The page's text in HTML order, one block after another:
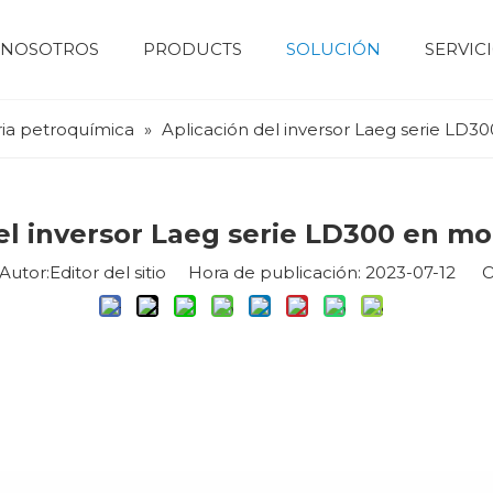
PRODUCTS SOLUCIÓN
petroquímica » Aplicación del inversor Laeg serie
inversor Laeg serie LD300 en
del sitio Hora de publicación: 2023-07-12